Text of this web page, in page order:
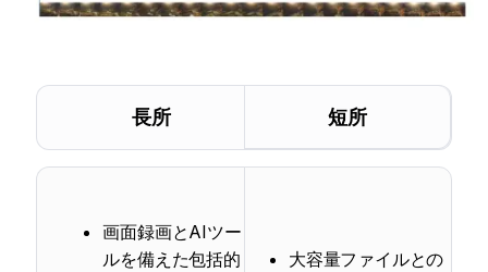
長所 短所
画面録画とAIツー
ルを備えた包括的
大容量ファイルとの